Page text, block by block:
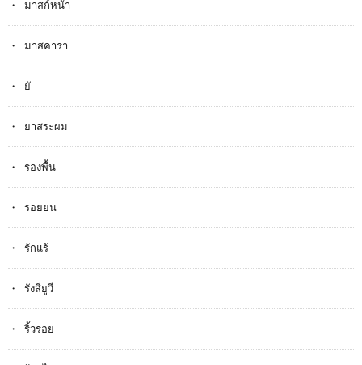
มาสก์หน้า
มาสคาร่า
ยั
ยาสระผม
รองพื้น
รอยย่น
รักแร้
รังสียูวี
ริ้วรอย